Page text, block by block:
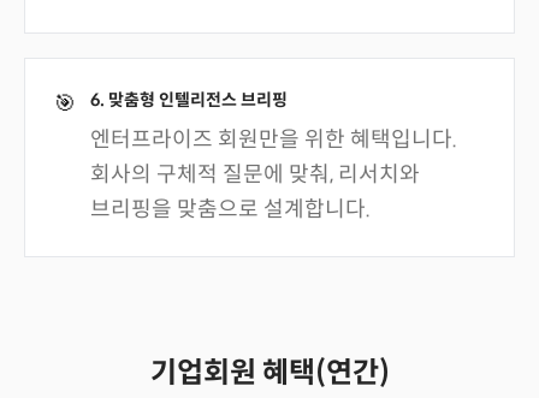
🎯 6. 맞춤형 인텔리전스 브리핑
엔터프라이즈 회원만을 위한 혜택입니다.
회사의 구체적 질문에 맞춰, 리서치와
브리핑을 맞춤으로 설계합니다.
기업회원 혜택(연간)
혜택 범위 변경
라이선스